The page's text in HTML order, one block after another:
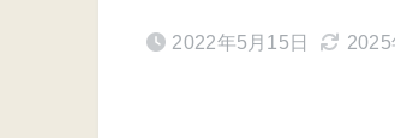
2022年5月15日 2025